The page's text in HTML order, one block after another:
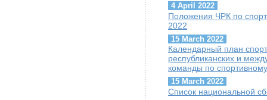
4 April 2022
Положения ЧРК по
2022
15 March 2022
Календарный план
республиканских и
команды по
15 March 2022
Список национальной